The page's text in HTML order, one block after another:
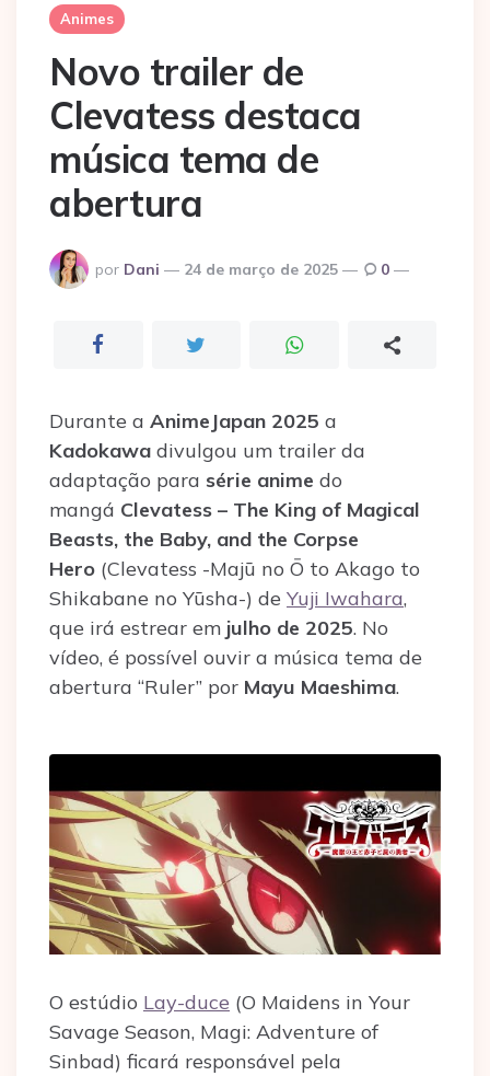
Animes
Novo trailer de
Clevatess destaca
música tema de
abertura
Postado
por
por Dani 24 de março de 2025 0
Durante a AnimeJapan 2025 a
Kadokawa divulgou um trailer da
adaptação para série anime do
mangá Clevatess – The King of Magical
Beasts, the Baby, and the Corpse
Hero (Clevatess -Majū no Ō to Akago to
Shikabane no Yūsha-) de Yuji Iwahara,
que irá estrear em julho de 2025. No
vídeo, é possível ouvir a música tema de
abertura “Ruler” por Mayu Maeshima.
O estúdio Lay-duce (O Maidens in Your
Savage Season, Magi: Adventure of
Sinbad) ficará responsável pela